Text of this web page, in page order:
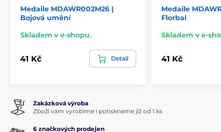
Medaile MDAWR002M26 |
Bojová umění
Skladem v e-shopu.
41 Kč Detail
Medaile
Florbal
Skladem v e-
41 Kč
Zakázková výroba
Zboží vám vyrobíme i potiskneme již od 1 ks
6 značkových prodejen